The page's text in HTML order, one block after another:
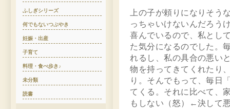
上の子が頼りになりそう
っちゃいけないんだろう
喜んでいるので、私とし
た気分になるのでした。
れるし、私の具合の悪い
物を持ってきてくれたり
り。そんでもって、毎日
てくる。それに比べて、
もしない（怒）←決して
ふしぎシリーズ
何でもないつぶやき
妊娠・出産
子育て
料理・食べ歩き♪
未分類
読書